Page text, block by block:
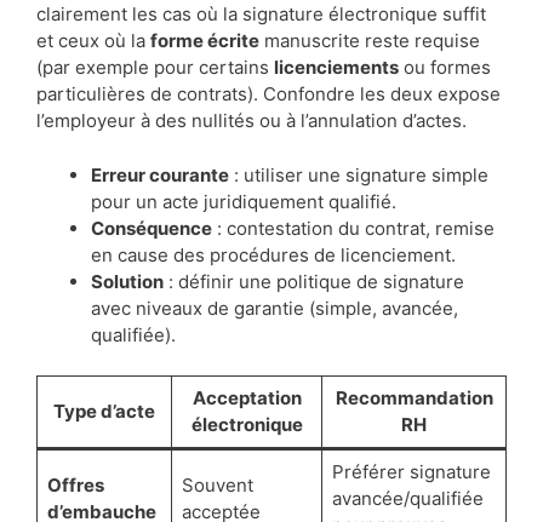
clairement les cas où la signature électronique suffit
et ceux où la forme écrite manuscrite reste requise
(par exemple pour certains licenciements ou formes
particulières de contrats). Confondre les deux expose
l’employeur à des nullités ou à l’annulation d’actes.
Erreur courante : utiliser une signature simple
pour un acte juridiquement qualifié.
Conséquence : contestation du contrat, remise
en cause des procédures de licenciement.
Solution : définir une politique de signature
avec niveaux de garantie (simple, avancée,
qualifiée).
Type d’acte
Acceptation
électronique
Recommandation
RH
Offres
d’embauche
Souvent
acceptée
Préférer signature
avancée/qualifiée